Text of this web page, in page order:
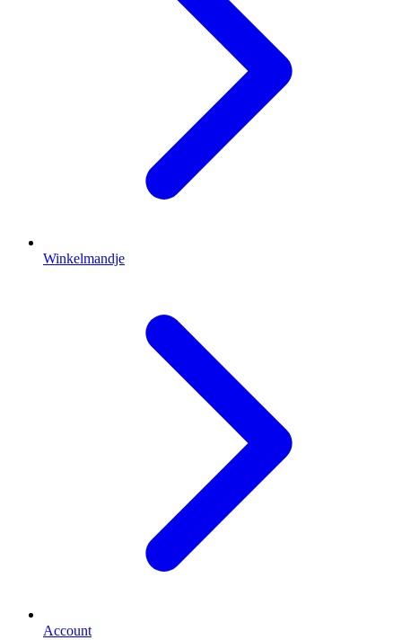
Winkelmandje
Account